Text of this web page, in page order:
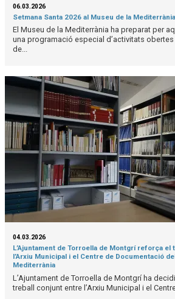
06.03.2026
Setmana Santa 2026 al Museu de la Mediterrània
El Museu de la Mediterrània ha preparat per
una programació especial d’activitats
de...
04.03.2026
L’Ajuntament de Torroella de Montgrí reforça
l’Arxiu Municipal i el Centre de Documentació
Mediterrània
L’Ajuntament de Torroella de Montgrí ha
treball conjunt entre l’Arxiu Municipal i el